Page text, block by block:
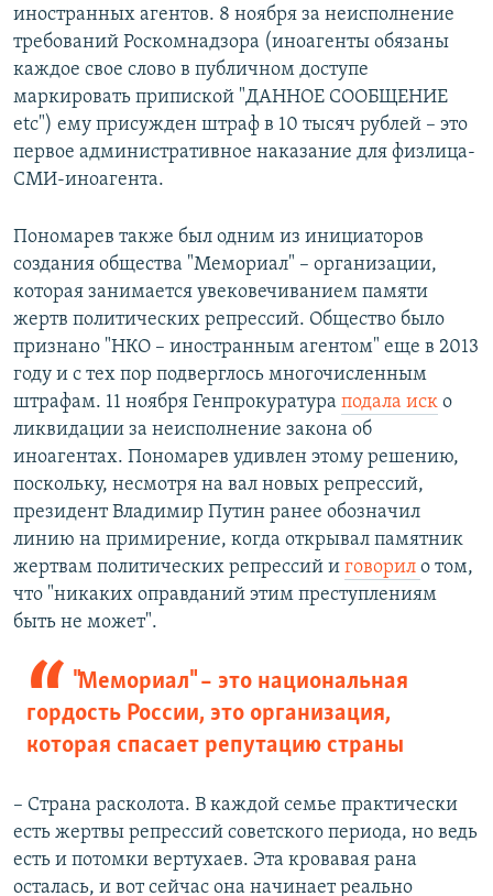
иностранных агентов. 8 ноября за неисполнение
требований Роскомнадзора (иноагенты обязаны
каждое свое слово в публичном доступе
маркировать припиской "ДАННОЕ СООБЩЕНИЕ
etc") ему присужден штраф в 10 тысяч рублей – это
первое административное наказание для физлица-
СМИ-иноагента.
Пономарев также был одним из инициаторов
создания общества "Мемориал" – организации,
которая занимается увековечиванием памяти
жертв политических репрессий. Общество было
признано "НКО – иностранным агентом" еще в 2013
году и с тех пор подверглось многочисленным
штрафам. 11 ноября Генпрокуратура подала иск о
ликвидации за неисполнение закона об
иноагентах. Пономарев удивлен этому решению,
поскольку, несмотря на вал новых репрессий,
президент Владимир Путин ранее обозначил
линию на примирение, когда открывал памятник
жертвам политических репрессий и говорил о том,
что "никаких оправданий этим преступлениям
быть не может".
"Мемориал" – это национальная
гордость России, это организация,
которая спасает репутацию страны
– Страна расколота. В каждой семье практически
есть жертвы репрессий советского периода, но ведь
есть и потомки вертухаев. Эта кровавая рана
осталась, и вот сейчас она начинает реально